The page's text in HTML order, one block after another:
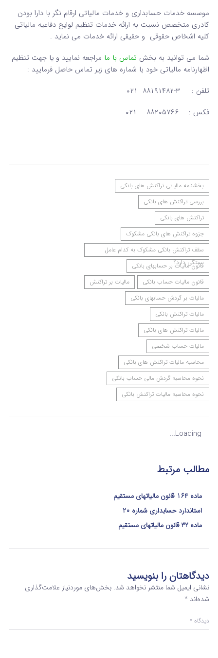
موسسه خدمات حسابداری و خدمات مالیاتی ارقام نگر با دارا بودن
کادری متخصص نسبت به ارائه خدمات تنظیم لوایح دفاعیه مالیاتی
کلیه اشخاص حقوقی و حقیقی ارائه خدمات می نماید .
شما می توانید به بخش تماس با ما مراجعه نمایید و یا جهت تنظیم
اظهارنامه مالیاتی خود با شماره های زیر تماس حاصل فرمایید :
تلفن : ۳-۸۸۱۹۱۴۸۲ ۰۲۱
فکس : ۸۸۲۰۵۷۶۶ ۰۲۱
بخشنامه مالیاتی تراکنش های بانکی
بررسی تراکنش های بانکی
تراکنش های بانکی
جزوه تراکنش های بانکی مشکوک
سقف تراکنش بانکی مشکوک به کدام عامل
بستگی دارد؟
قانون مالیات بر حسابهای بانکی
قانون مالیات حساب بانکی
مالیات بر تراکنش
مالیات بر گردش حسابهای بانکی
مالیات تراکنش بانکی
مالیات تراکنش های بانکی
مالیات حساب شخصی
محاسبه مالیات تراکنش های بانکی
نحوه محاسبه گردش مالی حساب بانکی
نحوه محاسبه مالیات تراکنش بانکی
Loading...
مطالب مرتبط
ماده 164 قانون مالیاتهای مستقیم
استاندارد حسابداری شماره 20
ماده 32 قانون مالیاتهای مستقیم
دیدگاهتان را بنویسید
نشانی ایمیل شما منتشر نخواهد شد. بخش‌های موردنیاز علامت‌گذاری
شده‌اند *
دیدگاه *